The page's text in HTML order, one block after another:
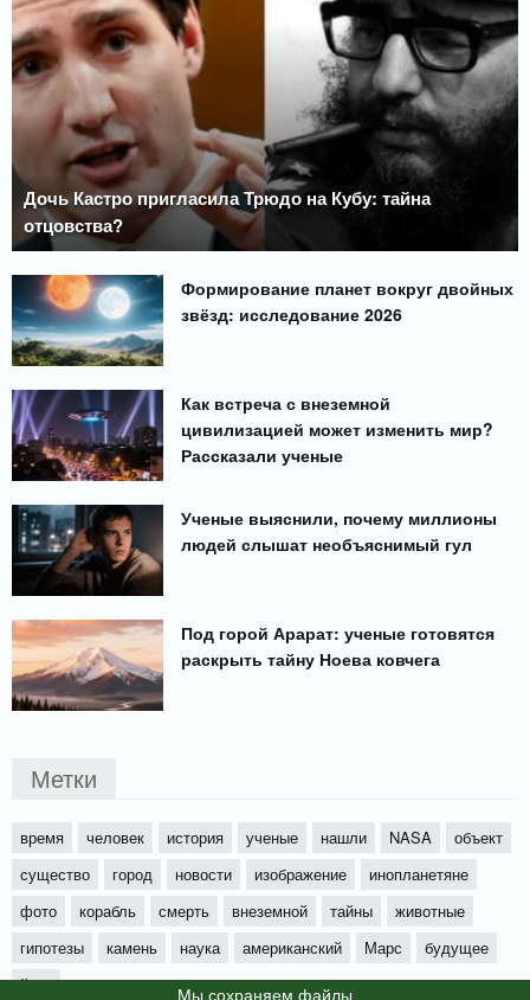
Мы cохраняем файлы
Дочь Кастро пригласила Трюдо на Кубу: тайна
отцовства?
Формирование планет вокруг двойных
звёзд: исследование 2026
Как встреча с внеземной
цивилизацией может изменить мир?
Рассказали ученые
Ученые выяснили, почему миллионы
людей слышат необъяснимый гул
Под горой Арарат: ученые готовятся
раскрыть тайну Ноева ковчега
Метки
время человек история ученые нашли NASA
объект
существо
город новости изображение
инопланетяне
фото
корабль смерть внеземной тайны
животные
гипотезы
камень наука американский Марс
будущее
йети